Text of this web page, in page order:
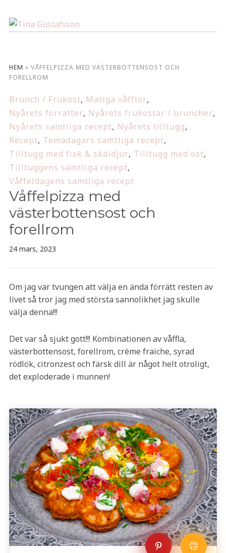
HEM » VÅFFELPIZZA MED VÄSTERBOTTENSOST OCH
FORELLROM
Brunch / Frukost, Matiga våfflor,
Nyårets förrätter, Nyårets frukostar / bruncher,
Nyårets samtliga recept, Nyårets tilltugg,
Recept, Temadagars samtliga recept,
Tilltugg med fisk & skaldjur, Tilltugg med ost,
Tilltuggens samtliga recept,
Våffeldagens samtliga recept
Våffelpizza med
västerbottensost och
forellrom
24 mars, 2023
Om jag var tvungen att välja en ända förrätt resten av
livet så tror jag med största sannolikhet jag skulle
välja denna!!!
Det var så sjukt gott!!! Kombinationen av våffla,
västerbottensost, forellrom, crème fraiche, syrad
rödlök, citronzest och färsk dill är något helt otroligt,
det exploderade i munnen!